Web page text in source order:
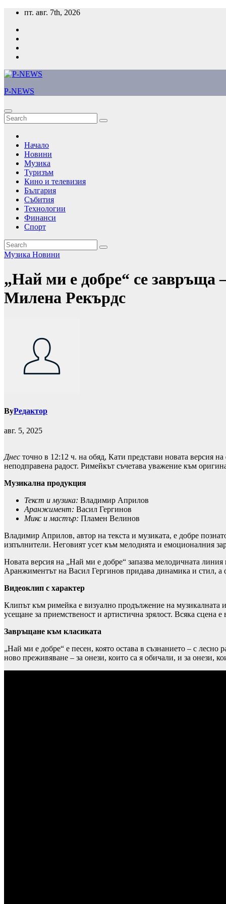
Skip
content
пт. авг. 7th, 2026
P-NEWS
Начало
Новини
Музика
Туризъм
Кино и телевизия
България
Събития
Технологии
Финанси
Спорт
Музика Новини
„Най ми е добре“ се завръща
Милена Рекърдс
ByРедактор
авг. 5, 2025
Днес точно в 12:12 ч. на обяд, Кати представи новата версия
неподправена радост. Римейкът съчетава уважение към
Музикална продукция
Текст и музика: Владимир Априлов
Аранжимент: Васил Гергинов
Микс и мастър: Пламен Велинов
Владимир Априлов, автор на текста и музиката, е добре
изпълнители. Неговият усет към мелодията и емоционалния
Новата версия на „Най ми е добре“ запазва мелодичната
Аранжиментът на Васил Гергинов придава динамика и стил,
Видеоклип с характер
Клипът към римейка е визуално продължение на музикалната
усещане за приемственост и артистична зрялост. Всяка сцена
Завръщане към класиката
„Най ми е добре“ е песен, която остава в съзнанието – с
ново преживяване – за онези, които са я обичали, и за онези,